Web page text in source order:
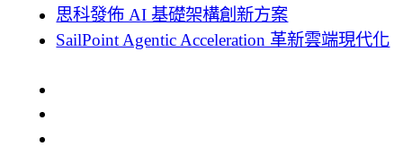
思科發佈 AI 基礎架構創新方案
SailPoint Agentic Acceleration 革新雲端現代化